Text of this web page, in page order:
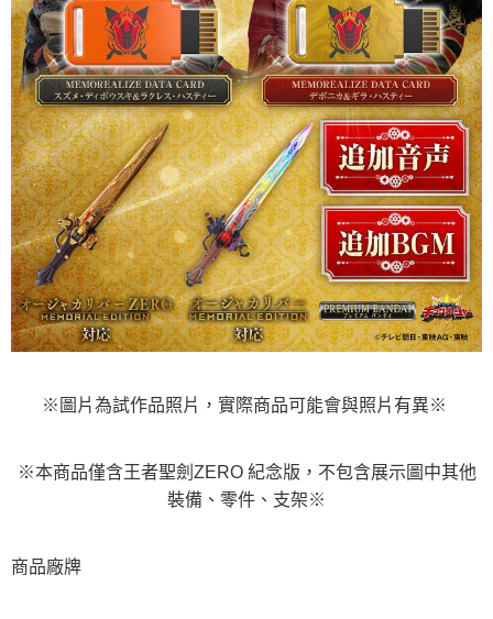
※圖片為試作品照片，實際商品可能會與照片有異※
※本商品僅含王者聖劍ZERO 紀念版，不包含展示圖中其他
裝備、零件、支架※
商品廠牌